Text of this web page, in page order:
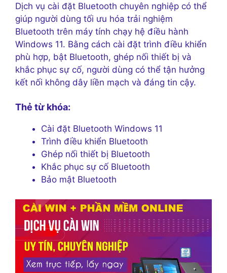
Dịch vụ cài đặt Bluetooth chuyên nghiệp có thể
giúp người dùng tối ưu hóa trải nghiệm
Bluetooth trên máy tính chạy hệ điều hành
Windows 11. Bằng cách cài đặt trình điều khiển
phù hợp, bật Bluetooth, ghép nối thiết bị và
khắc phục sự cố, người dùng có thể tận hưởng
kết nối không dây liền mạch và đáng tin cậy.
Thẻ từ khóa:
Cài đặt Bluetooth Windows 11
Trình điều khiển Bluetooth
Ghép nối thiết bị Bluetooth
Khắc phục sự cố Bluetooth
Bảo mật Bluetooth